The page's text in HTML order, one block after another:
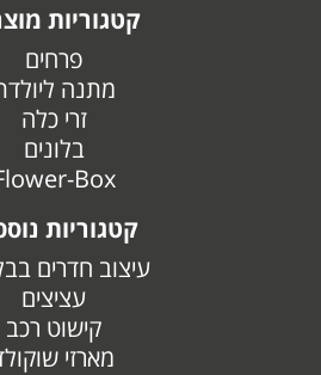
קטגוריות
פרחים
מתנה
זרי כלה
בלונים
Box
קטגוריות
עיצוב חדרים
עציצים
קישוט רכב
מארזי